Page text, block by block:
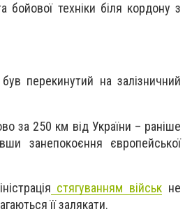
бойової техніки біля кордону з
перекинутий на залізничний
за 250 км від України – раніше
занепокоєння європейської
стягуванням військ не
її залякати.